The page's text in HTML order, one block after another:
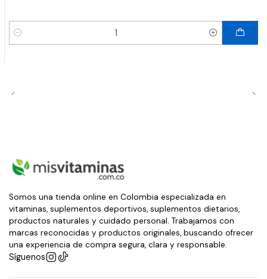
Cantidad
Somos una tienda online en Colombia especializada en
vitaminas, suplementos deportivos, suplementos dietarios,
productos naturales y cuidado personal. Trabajamos con
marcas reconocidas y productos originales, buscando ofrecer
una experiencia de compra segura, clara y responsable.
Síguenos